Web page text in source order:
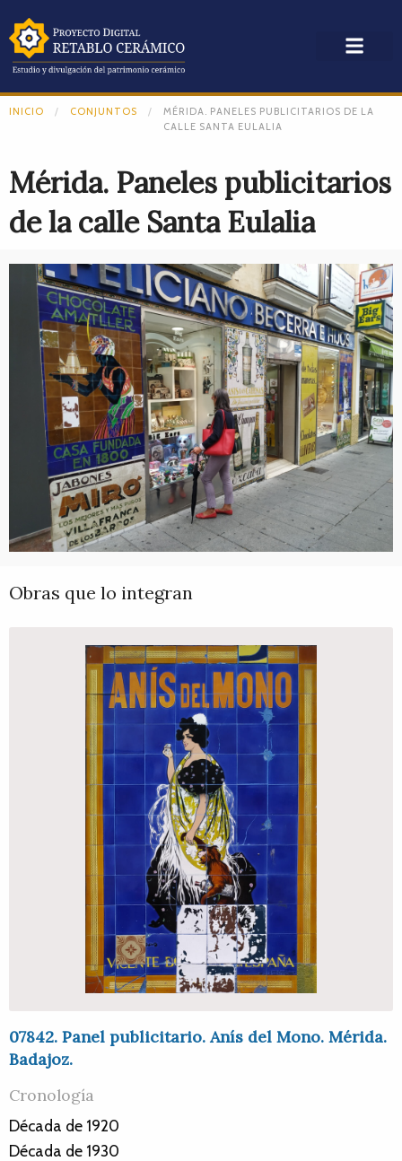
INICIO CONJUNTOS
MÉRIDA. PANELES PUBLICITARIOS DE LA
CALLE SANTA EULALIA
Mérida. Paneles publicitarios
de la calle Santa Eulalia
Obras que lo integran
07842. Panel publicitario. Anís del Mono. Mérida.
Badajoz.
Cronología
Década de 1920
Década de 1930